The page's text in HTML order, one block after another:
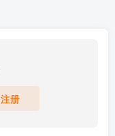
注册